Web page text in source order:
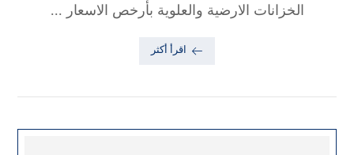
الخزانات الارضية والعلوية بأرخص الاسعار ...
اقرأ أكثر